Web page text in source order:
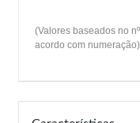
(Valores baseados no
acordo com numeração)